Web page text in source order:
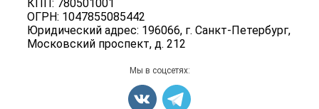
КПП: 780501001
ОГРН: 1047855085442
Юридический адрес: 196066, г. Санкт-Петербург,
Московский проспект, д. 212
Мониторинг
Вакансии
Мясные снеки
Яйца
Карта объявлений
Мы в соцсетях: